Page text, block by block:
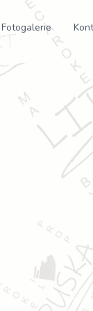
Fotogalerie